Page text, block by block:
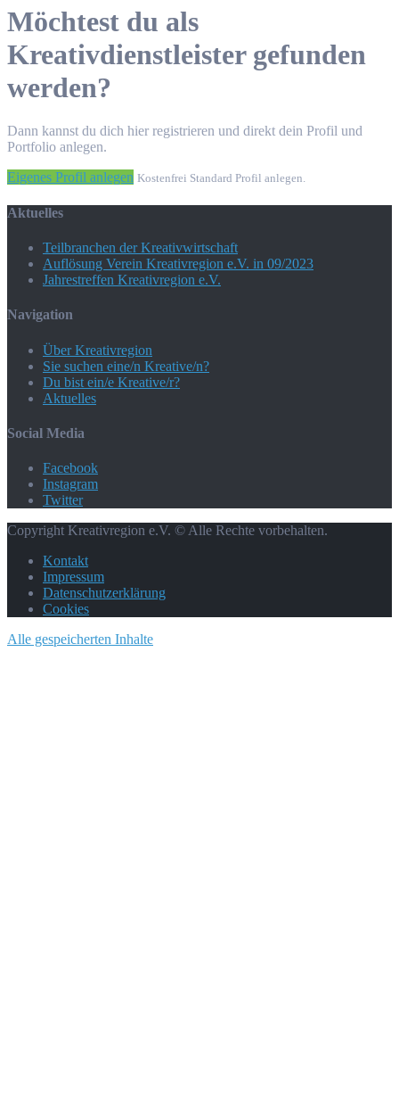
Möchtest du als
Kreativdienstleister gefunden
werden?
Dann kannst du dich hier registrieren und direkt dein Profil und
Portfolio anlegen.
Eigenes Profil anlegen Kostenfrei Standard Profil anlegen.
Aktuelles
Teilbranchen der Kreativwirtschaft
Auflösung Verein Kreativregion e.V. in 09/2023
Jahrestreffen Kreativregion e.V.
Navigation
Über Kreativregion
Sie suchen eine/n Kreative/n?
Du bist ein/e Kreative/r?
Aktuelles
Social Media
Facebook
Instagram
Twitter
Copyright Kreativregion e.V. © Alle Rechte vorbehalten.
Kontakt
Impressum
Datenschutzerklärung
Cookies
Alle gespeicherten Inhalte